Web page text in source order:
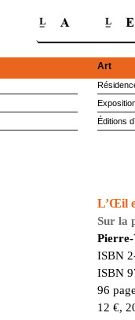
Art
Éditions
L’Œil
Sur la
Pierre-
ISBN
ISBN
96
12 €,